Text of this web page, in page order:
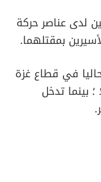
لدى عناصر حركة
بمقتلهما.
في قطاع غزة
بينهم 47 قتيلا ؛ بينما تدخل